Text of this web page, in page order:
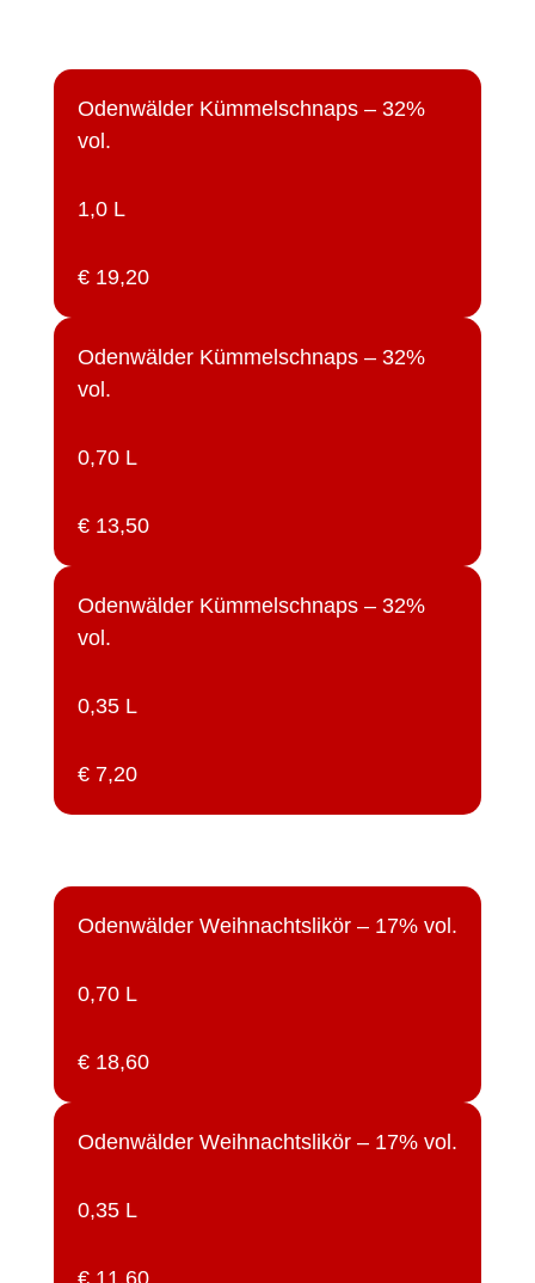
Odenwälder Kümmelschnaps – 32%
vol.
1,0 L
€ 19,20
Odenwälder Kümmelschnaps – 32%
vol.
0,70 L
€ 13,50
Odenwälder Kümmelschnaps – 32%
vol.
0,35 L
€ 7,20
Odenwälder Weihnachtslikör – 17% vol.
0,70 L
€ 18,60
Odenwälder Weihnachtslikör – 17% vol.
0,35 L
€ 11,60